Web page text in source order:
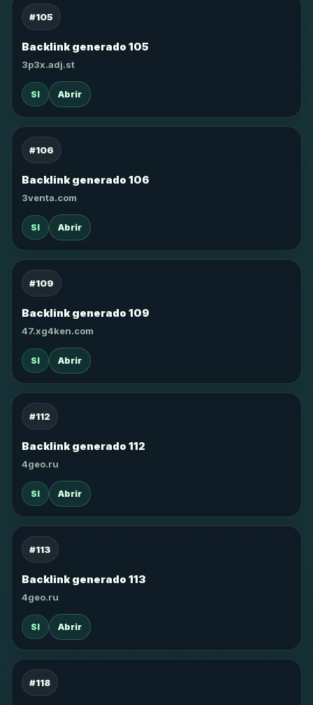
#105
Backlink generado 105
3p3x.adj.st
SI Abrir
#106
Backlink generado 106
3venta.com
SI Abrir
#109
Backlink generado 109
47.xg4ken.com
SI Abrir
#112
Backlink generado 112
4geo.ru
SI Abrir
#113
Backlink generado 113
4geo.ru
SI Abrir
#118